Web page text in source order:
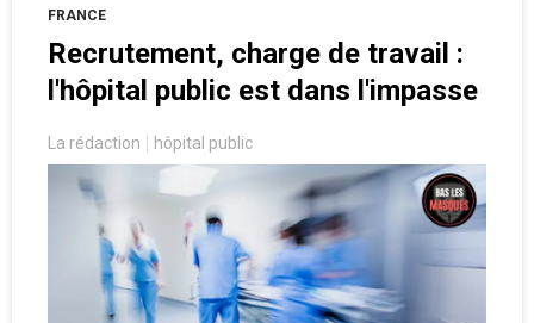
FRANCE
Recrutement, charge de travail :
l'hôpital public est dans l'impasse
La rédaction hôpital public